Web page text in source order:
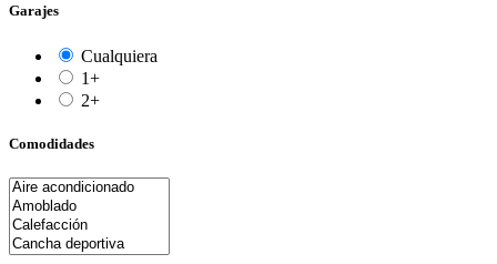
Garajes
Cualquiera
1+
2+
Comodidades